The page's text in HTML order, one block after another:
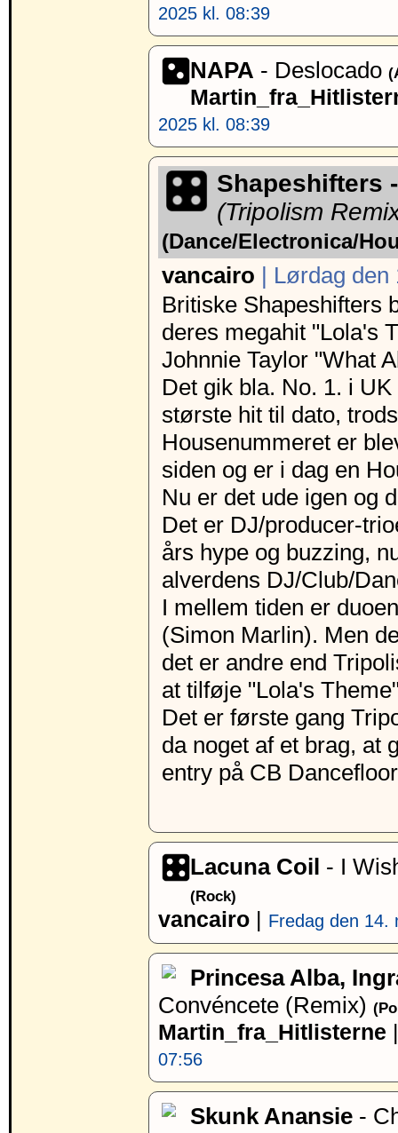
2025 kl. 08:39
NAPA - Deslocado
2025 kl. 08:39
Shapeshifters
(Tripolism
(Dance/Electronica/
vancairo | Lørdag den
Britiske Shapeshifters
deres megahit "Lola's
Johnnie Taylor "What
Det gik bla. No. 1. i
største hit til dato,
Housenummeret er
siden og er i dag en
Nu er det ude igen og
Det er DJ/producer-
års hype og buzzing,
alverdens DJ/Club/
I mellem tiden er
(Simon Marlin). Men
det er andre end
at tilføje "Lola's
Det er første gang
da noget af et brag, at
entry på CB
Lacuna Coil - I
(Rock)
vancairo | Fredag den 14.
Princesa Alba,
Convéncete (Remix)
Martin_fra_Hitlisterne
07:56
Skunk Anansie -